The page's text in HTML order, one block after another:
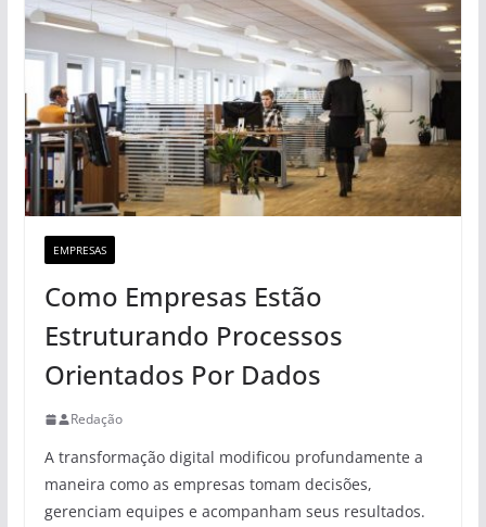
EMPRESAS
Como Empresas Estão
Estruturando Processos
Orientados Por Dados
Redação
A transformação digital modificou profundamente a
maneira como as empresas tomam decisões,
gerenciam equipes e acompanham seus resultados.